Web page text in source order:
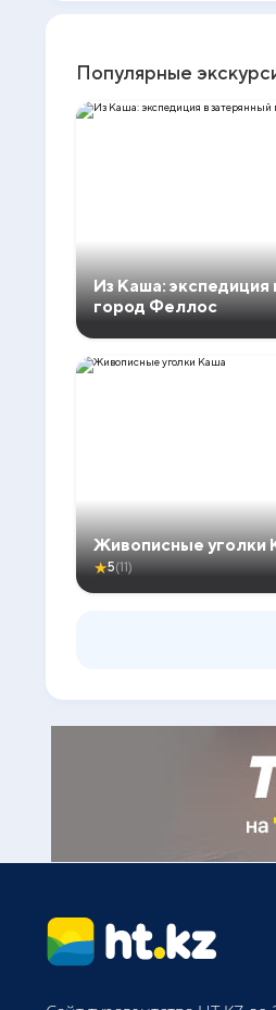
Популярные
Из Каша: экспедиция
город Феллос
Живописные уголки
★5(11)